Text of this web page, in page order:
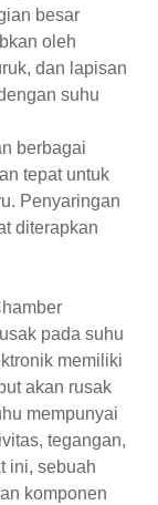
besar
oleh
dan lapisan
suhu
berbagai
tepat untuk
Penyaringan
diterapkan
pada suhu
memiliki
akan rusak
mempunyai
tegangan,
ini, sebuah
komponen